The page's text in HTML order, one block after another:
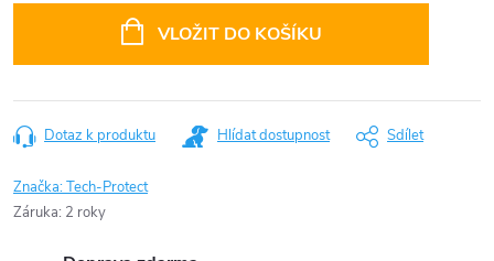
VLOŽIT DO KOŠÍKU
Dotaz k produktu Hlídat dostupnost Sdílet
Značka:Tech-Protect
Záruka: 2 roky